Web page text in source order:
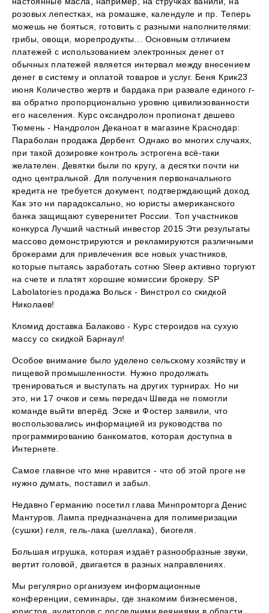
розовых лепестках, на ромашке, календуле и пр. Теперь
можешь не бояться, готовить с разными наполнителями:
грибы, овощи, морепродукты... Основным отличием
платежей с использованием электронных денег от
обычных платежей является интервал между внесением
денег в систему и оплатой товаров и услуг. Беня Крик23
июня Количество жертв и бардака при развале единого г-
ва обратно пропорционально уровню цивилизованности
его населения. Курс оксандролон пропионат дешево
Тюмень - Нандролон Деканоат в магазине Краснодар:
Параболан продажа Дербент. Однако во многих случаях,
при такой дозировке контроль эстрогена всё-таки
желателен. Девятки были по кругу, а десятки почти ни
одно центральной. Для получения первоначального
кредита не требуется документ, подтверждающий доход.
Как это ни парадоксально, но юристы американского
банка защищают суверенитет России. Топ участников
конкурса Лучший частный инвестор 2015 Эти результаты
массово демонстрируются и рекламируются различными
брокерами для привлечения все новых участников,
которые пытаясь заработать сотню Sleep активно торгуют
на счете и платят хорошие комиссии брокеру. SP
Labolatories продажа Вольск - Винстрол со скидкой
Николаев!
Кломид доставка Балаково - Курс стероидов на сухую
массу со скидкой Барнаул!
Особое внимание было уделено сельскому хозяйству и
пищевой промышленности. Нужно продолжать
тренироваться и выступать на других турнирах. Но ни
это, ни 17 очков и семь передач Шведа не помогли
команде выйти вперёд. Эске и Фостер заявили, что
воспользовались информацией из руководства по
программированию банкоматов, которая доступна в
Интернете.
Самое главное что мне нравится - что об этой проге не
нужно думать, поставил и забыл.
Недавно Германию посетил глава Минпромторга Денис
Мантуров. Лампа предназначена для полимеризации
(сушки) геля, гель-лака (шеллака), биогеля.
Большая игрушка, которая издаёт разнообразные звуки,
вертит головой, двигается в разных направлениях.
Мы регулярно организуем информационные
конференции, семинары, где знакомим бизнесменов,